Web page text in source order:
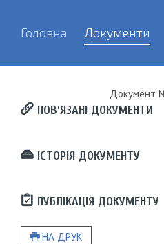
Головна Документи
Документ
ПОВ’ЯЗАНІ ДОКУМЕНТИ
ІСТОРІЯ ДОКУМЕНТУ
ПУБЛІКАЦІЯ ДОКУМЕНТУ
НА ДРУК